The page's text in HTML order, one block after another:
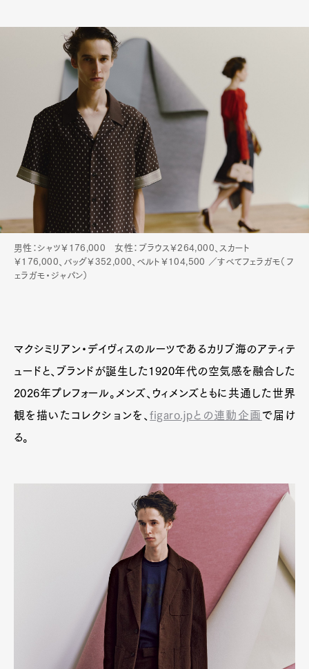
男性：シャツ￥176,000 女性：ブラウス￥264,000、スカート
￥176,000、バッグ￥352,000、ベルト￥104,500 ／すべてフェラガモ（フ
ェラガモ・ジャパン）
マクシミリアン・デイヴィスのルーツであるカリブ海のアティテ
ュードと、ブランドが誕生した1920年代の空気感を融合した
2026年プレフォール。メンズ、ウィメンズともに共通した世界
観を描いたコレクションを、figaro.jpとの連動企画 で届け
る。